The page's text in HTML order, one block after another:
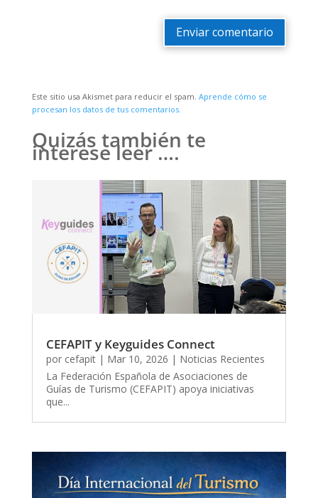
Enviar comentario
Este sitio usa Akismet para reducir el spam. Aprende cómo se
procesan los datos de tus comentarios.
Quizás también te
interese leer ….
CEFAPIT y Keyguides Connect
por cefapit| Mar 10, 2026 | Noticias Recientes
La Federación Española de Asociaciones de
Guías de Turismo (CEFAPIT) apoya iniciativas
que...